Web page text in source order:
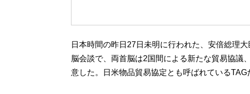
日本時間の昨日27日未明に行われた、安倍総理
脳会談で、両首脳は2国間による新たな貿易協議
意した。日米物品貿易協定とも呼ばれているTAG